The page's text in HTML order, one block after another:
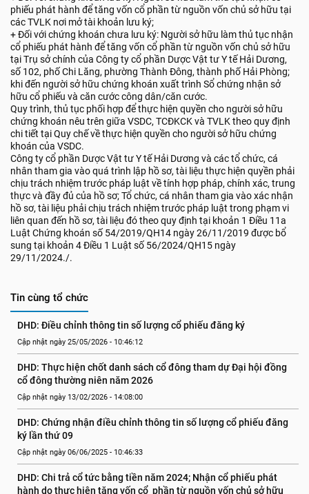
phiếu phát hành để tăng vốn cổ phần từ nguồn vốn chủ sở hữu tại
các TVLK nơi mở tài khoản lưu ký;
+ Đối với chứng khoán chưa lưu ký: Người sở hữu làm thủ tục nhận
cổ phiếu phát hành để tăng vốn cổ phần từ nguồn vốn chủ sở hữu
tại Trụ sở chính của Công ty cổ phần Dược Vật tư Y tế Hải Dương,
số 102, phố Chi Lăng, phường Thành Đông, thành phố Hải Phòng;
khi đến người sở hữu chứng khoán xuất trình Sổ chứng nhận sở
hữu cổ phiếu và căn cước công dân/căn cước.
Quy trình, thủ tục phối hợp để thực hiện quyền cho người sở hữu
chứng khoán nêu trên giữa VSDC, TCĐKCK và TVLK theo quy định
chi tiết tại Quy chế về thực hiện quyền cho người sở hữu chứng
khoán của VSDC.
Công ty cổ phần Dược Vật tư Y tế Hải Dương và các tổ chức, cá
nhân tham gia vào quá trình lập hồ sơ, tài liệu thực hiện quyền phải
chịu trách nhiệm trước pháp luật về tính hợp pháp, chính xác, trung
thực và đầy đủ của hồ sơ; Tổ chức, cá nhân tham gia vào xác nhận
hồ sơ, tài liệu phải chịu trách nhiệm trước pháp luật trong phạm vi
liên quan đến hồ sơ, tài liệu đó theo quy định tại khoản 1 Điều 11a
Luật Chứng khoán số 54/2019/QH14 ngày 26/11/2019 được bổ
sung tại khoản 4 Điều 1 Luật số 56/2024/QH15 ngày
29/11/2024./.
Tin cùng tổ chức
DHD: Điều chỉnh thông tin số lượng cổ phiếu đăng ký
Cập nhật ngày 25/05/2026 - 10:46:12
DHD: Thực hiện chốt danh sách cổ đông tham dự Đại hội đồng
cổ đông thường niên năm 2026
Cập nhật ngày 13/02/2026 - 14:08:00
DHD: Chứng nhận điều chỉnh thông tin số lượng cổ phiếu đăng
ký lần thứ 09
Cập nhật ngày 06/06/2025 - 10:46:33
DHD: Chi trả cổ tức bằng tiền năm 2024; Nhận cổ phiếu phát
hành do thực hiện tăng vốn cổ  phần từ nguồn vốn chủ sở hữu